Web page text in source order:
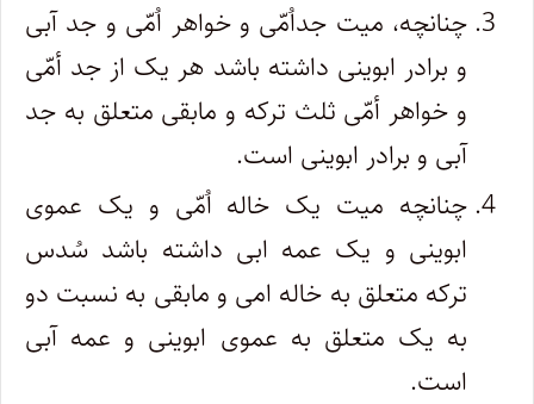
چنانچه، میت جداُمّی و خواهر اُمّی و جد آبی
و برادر ابوینی داشته باشد هر یک از جد أمّی
و خواهر أمّى ثلث ترکه و مابقی متعلق به جد
آبی و برادر ابوینی است.
چنانچه میت یک خاله اُمّی و یک عموی
ابوینی و یک عمه ابی داشته باشد سُدس
ترکه متعلق به خاله امی و مابقی به نسبت دو
به یک متعلق به عموی ابوینی و عمه آبی
است.